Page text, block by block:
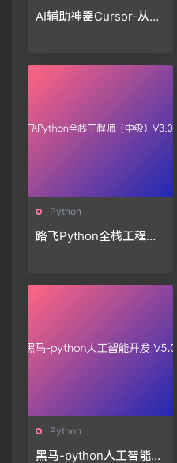
AI辅助神器Cursor-从0
Python
路飞Python全栈工程师
Python
黑马-python人工智能开